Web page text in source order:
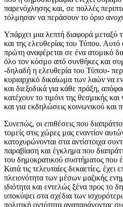
παρενόχλησης και, σε πολλές
τόλμησαν να περάσουν το όριο
Υπάρχει μια λεπτή διαφορά μεταξύ
και της ελευθερίας του Τύπου. Αυτό
πρώτη αναφέρεται σε ένα ατομικό
όλο τον κόσμο από συνθήκες και
-δηλαδή η ελευθερία του Τύπου-
κυριαρχικό δικαίωμα των λαών να
και διεξοδικά για κάθε πράξη,
κατέχουν το τιμόνι της θεσμικής
και για εκδηλώσεις κοινωνικού και
Συνεπώς, οι επιθέσεις που
τομείς στις χώρες μας εναντίον
κατοχυρώνονται στα αντίστοιχα
παραβίαση και έγκλημα που
του δημοκρατικού συστήματος που
Κατά τις τελευταίες δεκαετίες,
πλειονότητα των μέσων μαζικής
ιδιότητα και εντελώς ξένα προς το
υποκύψει στα σχέδια των
πολιτική οντότητα αναπαράγοντας